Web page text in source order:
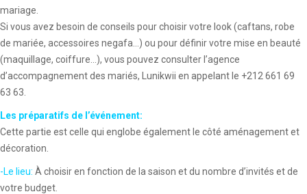
mariage.
Si vous avez besoin de conseils pour choisir votre look (caftans, robe
de mariée, accessoires negafa…) ou pour définir votre mise en beauté
(maquillage, coiffure…), vous pouvez consulter l’agence
d’accompagnement des mariés, Lunikwii en appelant le +212 661 69
63 63.
Les préparatifs de l’événement:
Cette partie est celle qui englobe également le côté aménagement et
décoration.
-Le lieu: À choisir en fonction de la saison et du nombre d’invités et de
votre budget.